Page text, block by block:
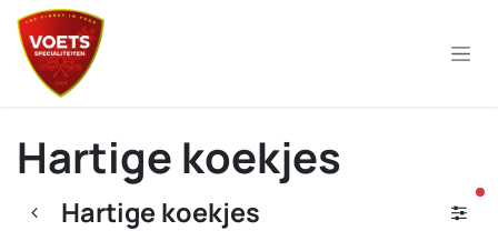
Overslaan naar inhoud
Hartige koekjes
Hartige koekjes